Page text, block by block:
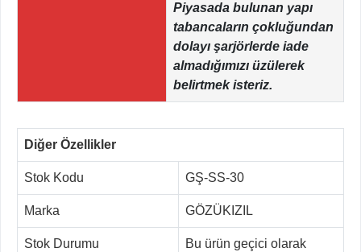
Piyasada bulunan yapı
tabancaların çokluğundan
dolayı şarjörlerde iade
almadığımızı üzülerek
belirtmek isteriz.
Diğer Özellikler
Stok Kodu GŞ-SS-30
Marka GÖZÜKIZIL
Stok Durumu
Bu ürün geçici olarak